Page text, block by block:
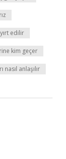
edilir
kim geçer
nasıl anlaşılır